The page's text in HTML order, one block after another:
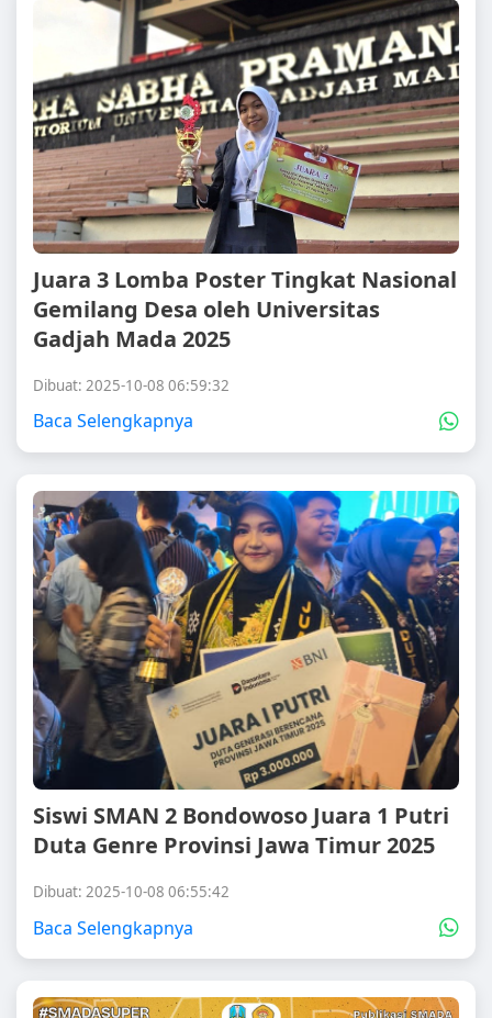
Juara 3 Lomba Poster Tingkat Nasional
Gemilang Desa oleh Universitas
Gadjah Mada 2025
Dibuat: 2025-10-08 06:59:32
Baca Selengkapnya
Siswi SMAN 2 Bondowoso Juara 1 Putri
Duta Genre Provinsi Jawa Timur 2025
Dibuat: 2025-10-08 06:55:42
Baca Selengkapnya